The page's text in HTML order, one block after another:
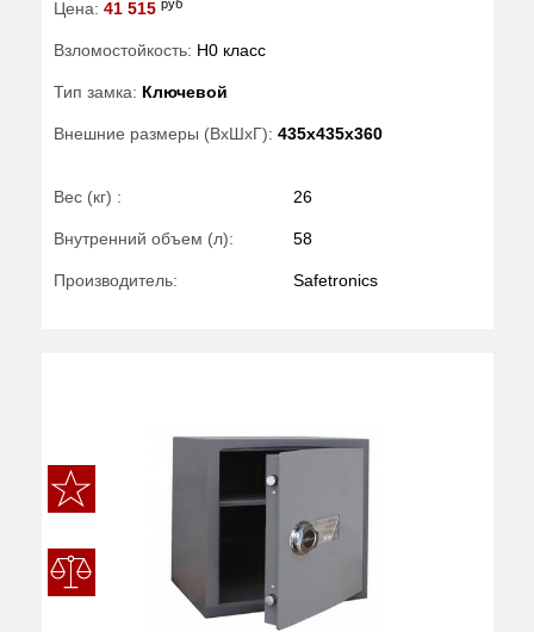
Цена: 41 515 руб
Взломостойкость: H0 класс
Тип замка: Ключевой
Внешние размеры (ВхШхГ): 435x435x360
Вес (кг) : 26
Внутренний объем (л): 58
Производитель: Safetronics